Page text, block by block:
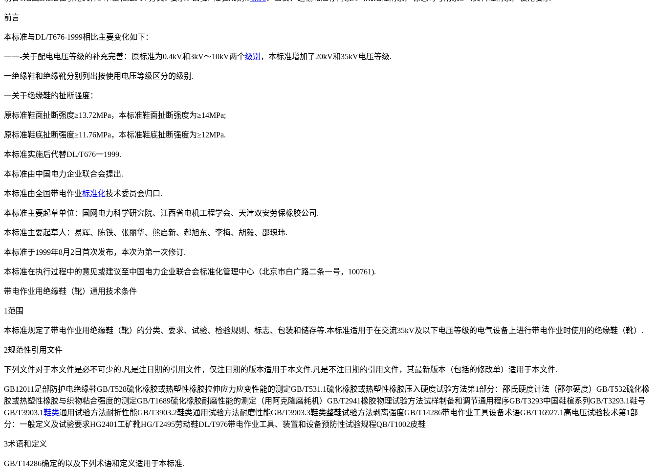
前言
本标准与DL/T676-1999相比主要变化如下：
一一-关于配电电压等级的补充完善：原标准为0.4kV和3kV～10kV两个级别 ，本标准增加了20kV和35kV电压等级.
一绝缘鞋和绝缘靴分别列出按使用电压等级区分的级别.
一关于绝缘鞋的扯断强度：
原标准鞋面扯断强度≥13.72MPa，本标准鞋面扯断强度为≥14MPa;
原标准鞋底扯断强度≥11.76MPa，本标准鞋底扯断强度为≥12MPa.
本标准实施后代替DL/T676一1999.
本标准由中国电力企业联合会提出.
本标准由全国带电作业标准化技术委员会归口.
本标准主要起草单位：国网电力科学研究院、江西省电机工程学会、天津双安劳保橡胶公司.
本标准主要起草人：易辉、陈铁、张丽华、熊启新、郝旭东、李梅、胡毅、邵瑰玮.
本标准于1999年8月2日首次发布，本次为第一次修订.
本标准在执行过程中的意见或建议至中国电力企业联合会标准化管理中心（北京市白广路二条一号，100761).
带电作业用绝缘鞋（靴）通用技术条件
1范围
本标准规定了带电作业用绝缘鞋（靴）的分类、要求、试验、检验规则、标志、包装和储存等.本标准适用于在交流35kV及以下电压等级的电气设备上进行带电作业时使用的绝缘鞋（靴）.
2规范性引用文件
下列文件对于本文件是必不可少的.凡是注日期的引用文件，仅注日期的版本适用于本文件.凡是不注日期的引用文件，其最新版本（包括的修改单）适用于本文件.
GB12011足部防护电绝缘鞋GB/T528硫化橡胶或热塑性橡胶拉伸应力应变性能的测定GB/T531.1硫化橡胶或热塑性橡胶压入硬度试验方法第1部分：邵氏硬度计法（邵尔硬度）GB/T532硫化橡
胶或热塑性橡胶与织物粘合强度的测定GB/T1689硫化橡胶耐磨性能的测定（用阿克隆磨耗机）GB/T2941橡胶物理试验方法试样制备和调节通用程序GB/T3293中国鞋楦系列GB/T3293.1鞋号
GB/T3903.1鞋类通用试验方法耐折性能GB/T3903.2鞋类通用试验方法耐磨性能GB/T3903.3鞋类整鞋试验方法剥离强度GB/T14286带电作业工具设备术语GB/T16927.1高电压试验技术第1部
分：一般定义及试验要求HG2401工矿靴HG/T2495劳动鞋DL/T976带电作业工具、装置和设备预防性试验规程QB/T1002皮鞋
3术语和定义
GB/T14286确定的以及下列术语和定义适用于本标准.